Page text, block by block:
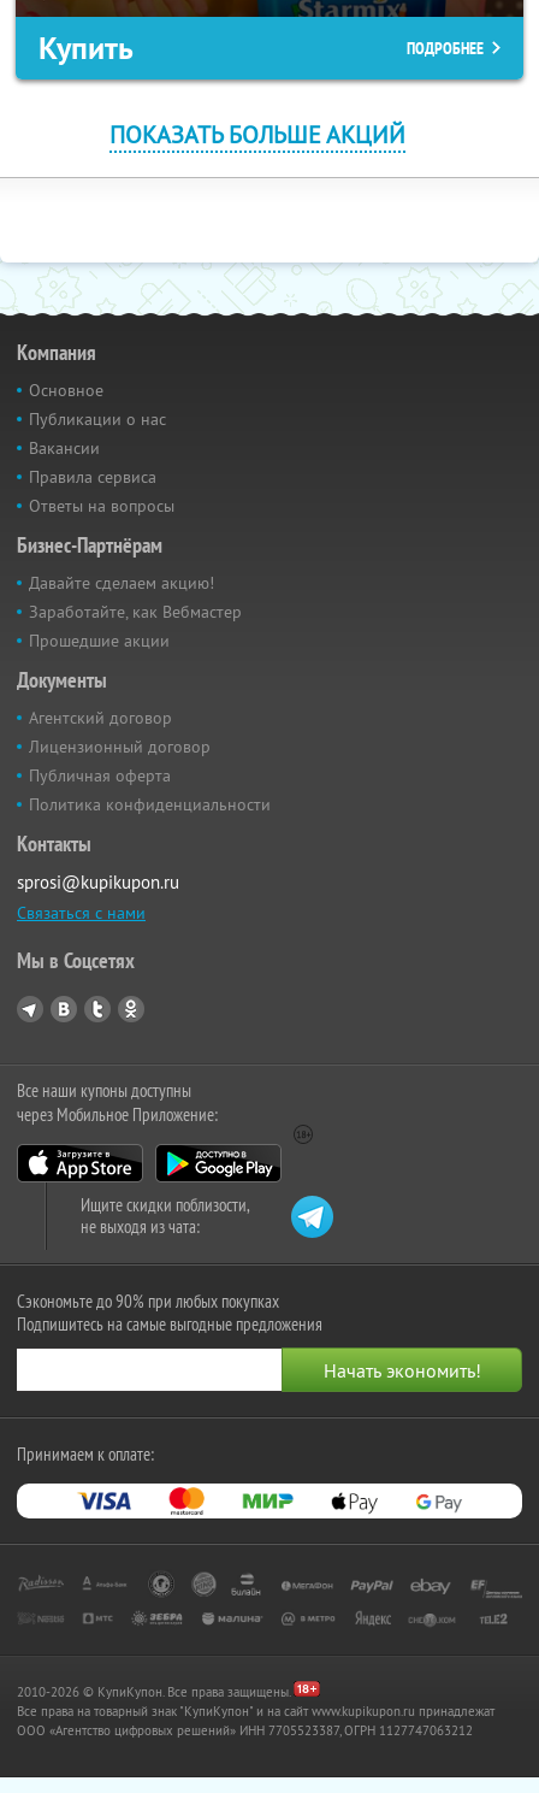
Купить ПОДРОБНЕЕ
ПОКАЗАТЬ БОЛЬШЕ АКЦИЙ
Компания
Основное
Публикации о нас
Вакансии
Правила сервиса
Ответы на вопросы
Бизнес-Партнёрам
Давайте сделаем акцию!
Заработайте, как Вебмастер
Прошедшие акции
Документы
Агентский договор
Лицензионный договор
Публичная оферта
Политика конфиденциальности
Контакты
sprosi@kupikupon.ru
Связаться с нами
Мы в Соцсетях
Все наши купоны доступны
через Мобильное Приложение:
Ищите скидки поблизости,
не выходя из чата:
Сэкономьте до 90% при любых покупках
Подпишитесь на самые выгодные предложения
Принимаем к оплате:
2010-2026 © КупиКупон. Все права защищены.
Все права на товарный знак "КупиКупон" и на сайт www.kupikupon.ru принадлежат
OOO «Агентство цифровых решений» ИНН 7705523387, ОГРН 1127747063212